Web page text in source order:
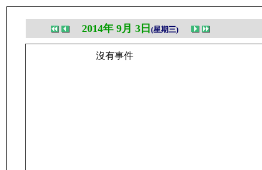
2014年 9月 3日 (星期三)
沒有事件